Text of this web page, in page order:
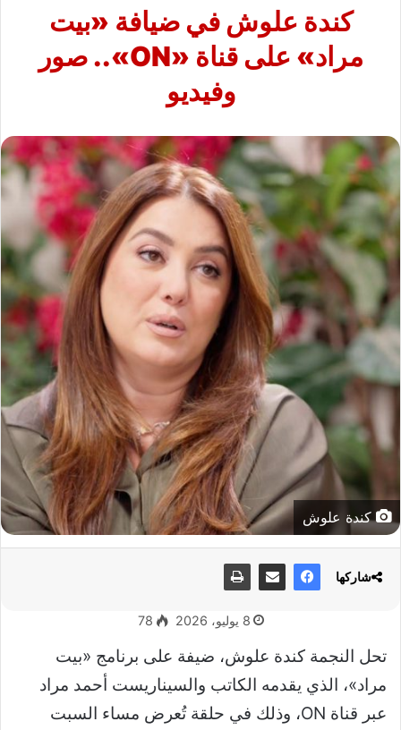
كندة علوش في ضيافة «بيت
مراد» على قناة «ON».. صور
وفيديو
كندة علوش
8 يوليو، 2026 78
تحل النجمة كندة علوش، ضيفة على برنامج «بيت
مراد»، الذي يقدمه الكاتب والسيناريست أحمد مراد
عبر قناة ON، وذلك في حلقة تُعرض مساء السبت
شاركها